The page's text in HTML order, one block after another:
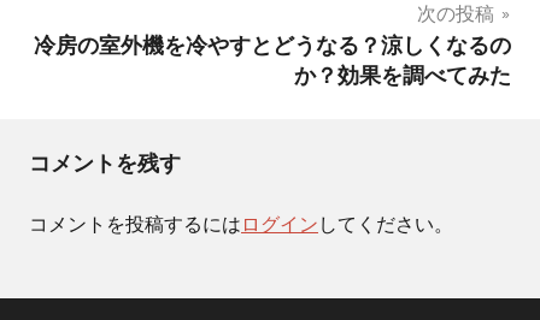
ナ
ー
シ
ン
次の投稿
冷房の室外機を冷やすとどうなる？涼しくなるの
か？効果を調べてみた
コメントを残す
コメントを投稿するには ログイン してください。